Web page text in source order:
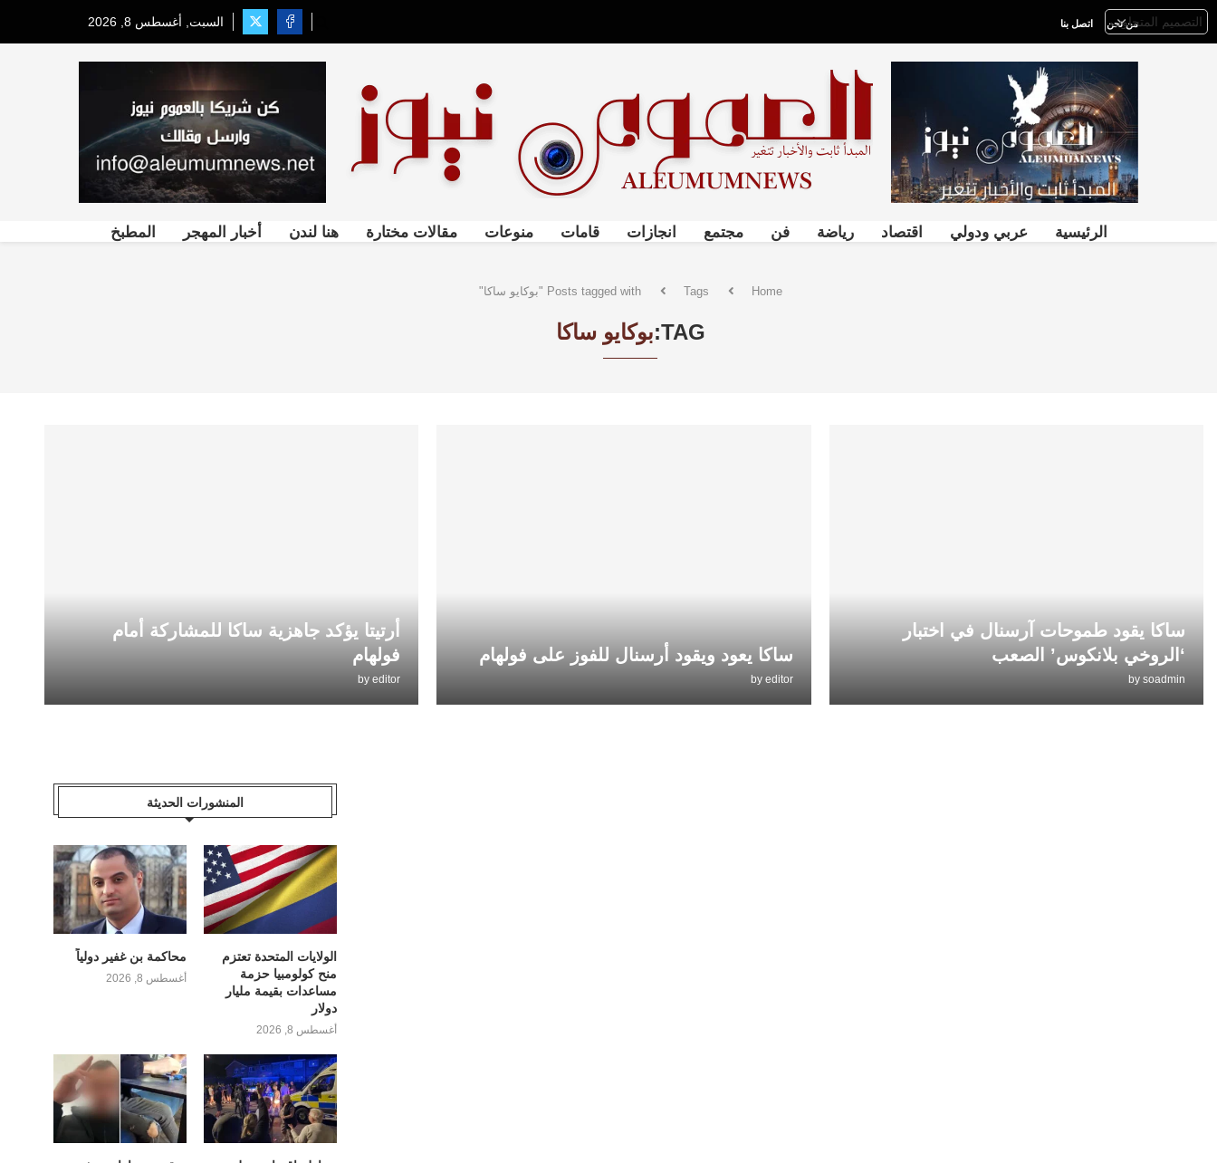
من نحن اتصل بنا السبت, أغسطس 8, 2026
الرئيسية عربي ودولي اقتصاد رياضة فن مجتمع انجازات قامات منوعات مقالات مختارة هنا لندن أخبار المهجر المطبخ
Home
Tags Posts tagged with "بوكايو ساكا"
TAG: بوكايو ساكا
ساكا يقود طموحات آرسنال في اختبار
‘الروخي بلانكوس’ الصعب
by soadmin
ساكا يعود ويقود أرسنال للفوز على فولهام
by editor
أرتيتا يؤكد جاهزية ساكا للمشاركة أمام
فولهام
byeditor
المنشورات الحديثة
الولايات المتحدة تعتزم
منح كولومبيا حزمة
مساعدات بقيمة مليار
دولار
أغسطس 8, 2026
محاكمة بن غفير دولياً
أغسطس 8, 2026